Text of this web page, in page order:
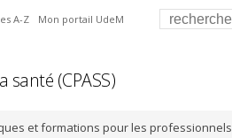
A-Z Mon portail UdeM
(CPASS)
et formations pour les professionnels